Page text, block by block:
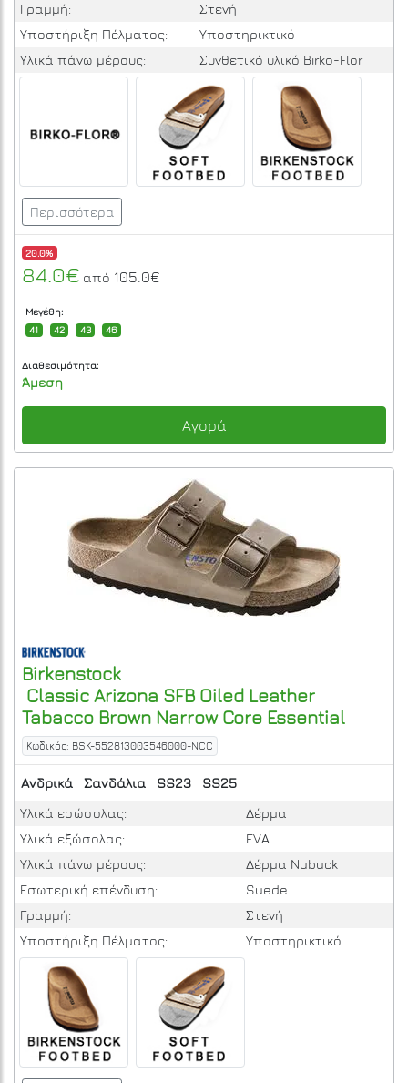
Γραμμή:
Στενή
Υποστήριξη Πέλματος:
Υποστηρικτικό
Yλικά πάνω μέρους:
Συνθετικό υλικό Birko-Flor
Περισσότερα
20.0%
84.0€ από 105.0€
Μεγέθη:
41
42 43 46
Διαθεσιμότητα:
Άμεση
Αγορά
Birkenstock
Classic Arizona SFB Oiled Leather
Tabacco Brown Narrow Core Essential
Κωδικός: BSK-552813003546000-NCC
Ανδρικά Σανδάλια SS23
SS25
Υλικά εσώσολας:
Δέρμα
Υλικά εξώσολας:
EVA
Υλικά πάνω μέρους:
Δέρμα Nubuck
Εσωτερική επένδυση:
Suede
Γραμμή:
Στενή
Υποστήριξη Πέλματος:
Υποστηρικτικό